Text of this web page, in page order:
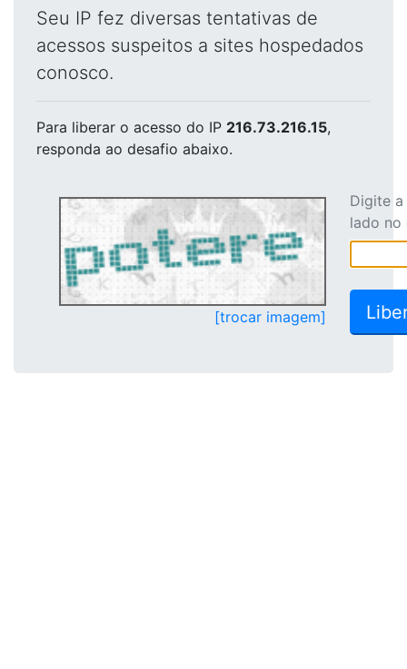
Seu IP fez diversas tentativas de
acessos suspeitos a sites hospedados
conosco.
Para liberar o acesso do IP 216.73.216.15,
responda ao desafio abaixo.
[trocar imagem]
Digite
lado no